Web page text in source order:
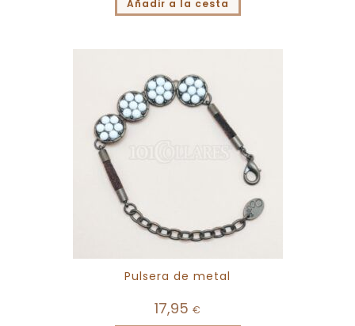
Añadir a la cesta
Pulsera de metal
17,95 €